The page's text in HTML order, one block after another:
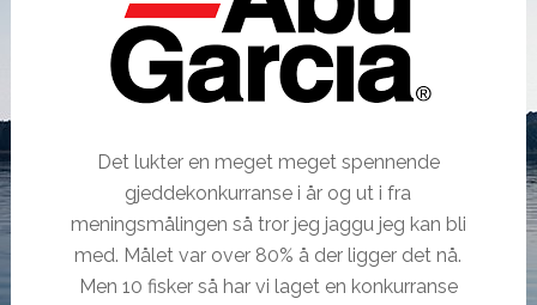
Det lukter en meget meget spennende
gjeddekonkurranse i år og ut i fra
meningsmålingen så tror jeg jaggu jeg kan bli
med. Målet var over 80% å der ligger det nå.
Men 10 fisker så har vi laget en konkurranse